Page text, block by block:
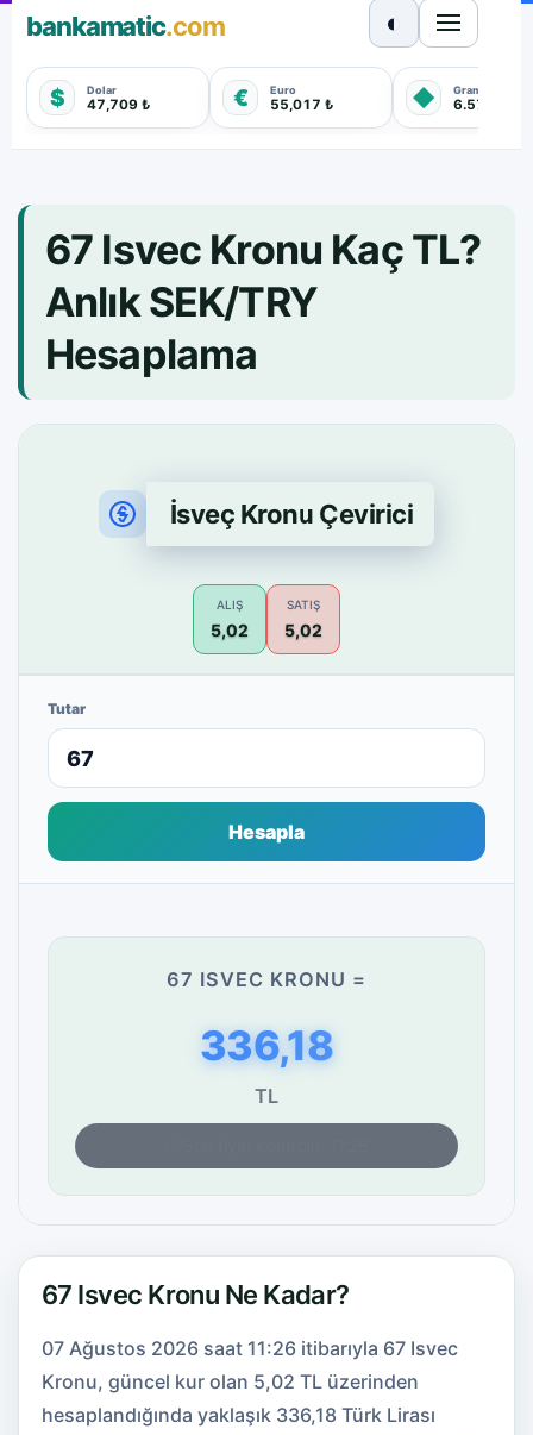
bankamatic.com
$ Dolar
47,709 ₺ € Euro
55,017 ₺ ◆ Gram Altın
6.572,880
◐
67 Isvec Kronu Kaç TL?
Anlık SEK/TRY
Hesaplama
İsveç Kronu Çevirici
ALIŞ
5,02
SATIŞ
5,02
Tutar
Hesapla
67 ISVEC KRONU =
336,18
TL
67 Isvec Kronu Ne Kadar?
07 Ağustos 2026 saat 11:26 itibarıyla 67 Isvec
Kronu, güncel kur olan 5,02 TL üzerinden
hesaplandığında yaklaşık 336,18 Türk Lirası